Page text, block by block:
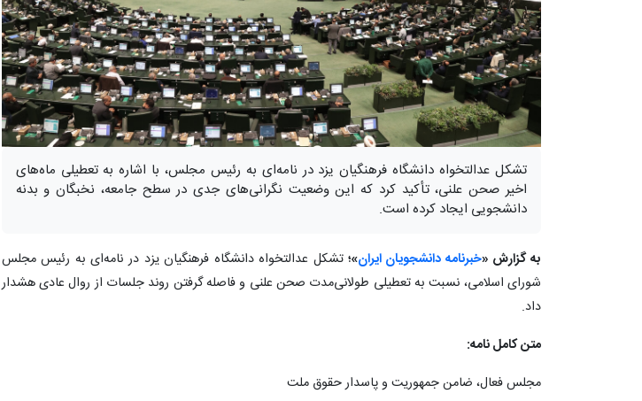
تشکل عدالتخواه دانشگاه فرهنگیان یزد در نامه‌ای به رئیس مجلس، با اشاره به تعطیلی ماه‌های
اخیر صحن علنی، تأکید کرد که این وضعیت نگرانی‌های جدی در سطح جامعه، نخبگان و بدنه
دانشجویی ایجاد کرده است.
به گزارش «خبرنامه دانشجویان ایران»؛ تشکل عدالتخواه دانشگاه فرهنگیان یزد در نامه‌ای به رئیس مجلس
شورای اسلامی، نسبت به تعطیلی طولانی‌مدت صحن علنی و فاصله گرفتن روند جلسات از روال عادی هشدار
داد.
متن کامل نامه:
مجلس فعال، ضامن جمهوریت و پاسدار حقوق ملت